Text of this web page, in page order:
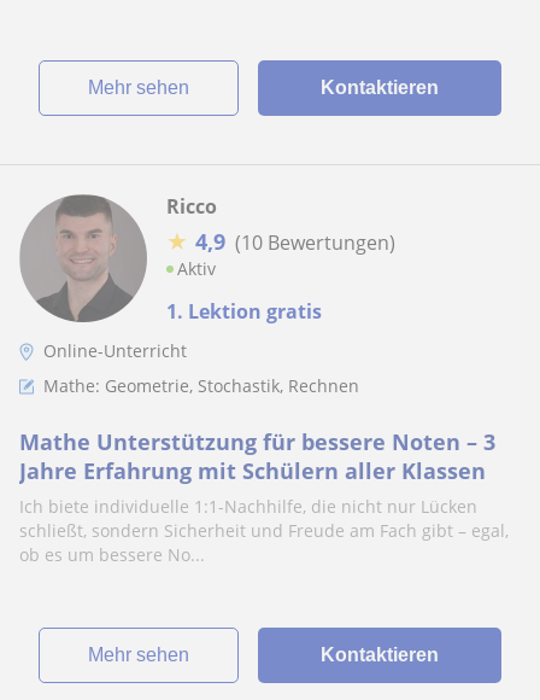
Mehr sehen Kontaktieren
1. Lektion gratis
Ricco
★ 4,9 (10 Bewertungen)
Aktiv
Online-Unterricht
Mathe: Geometrie, Stochastik, Rechnen
Mathe Unterstützung für bessere Noten – 3
Jahre Erfahrung mit Schülern aller Klassen
Ich biete individuelle 1:1-Nachhilfe, die nicht nur Lücken
schließt, sondern Sicherheit und Freude am Fach gibt – egal,
ob es um bessere No...
Mehr sehen Kontaktieren